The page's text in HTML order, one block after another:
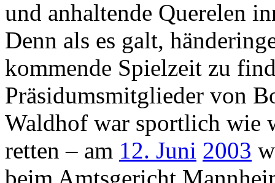
und anhaltende Querelen
Denn als es galt,
kommende Spielzeit zu
Präsidumsmitglieder von
Waldhof war sportlich wie
retten – am 12. Juni 2003
beim Amtsgericht